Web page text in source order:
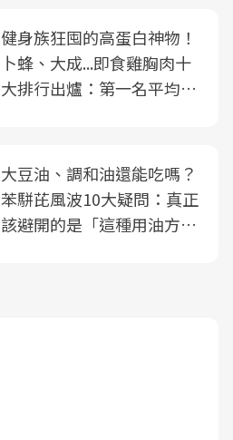
健身族狂囤的高蛋白神物！
卜蜂、大成...即食雞胸肉十
大排行出爐：第一名平均一
大豆油、調和油還能吃嗎？
苯駢芘風波10大疑問：真正
該避開的是「這種用油方